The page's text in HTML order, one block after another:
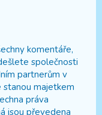
komentáře,
společnosti
partnerům v
stanou majetkem
práva
jsou převedena